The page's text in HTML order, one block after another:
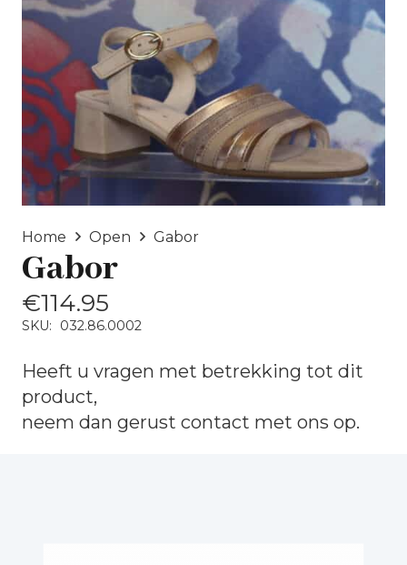
Home Open Gabor
Gabor
€114.95
SKU: 032.86.0002
Heeft u vragen met betrekking tot dit
product,
neem dan gerust contact met ons op.